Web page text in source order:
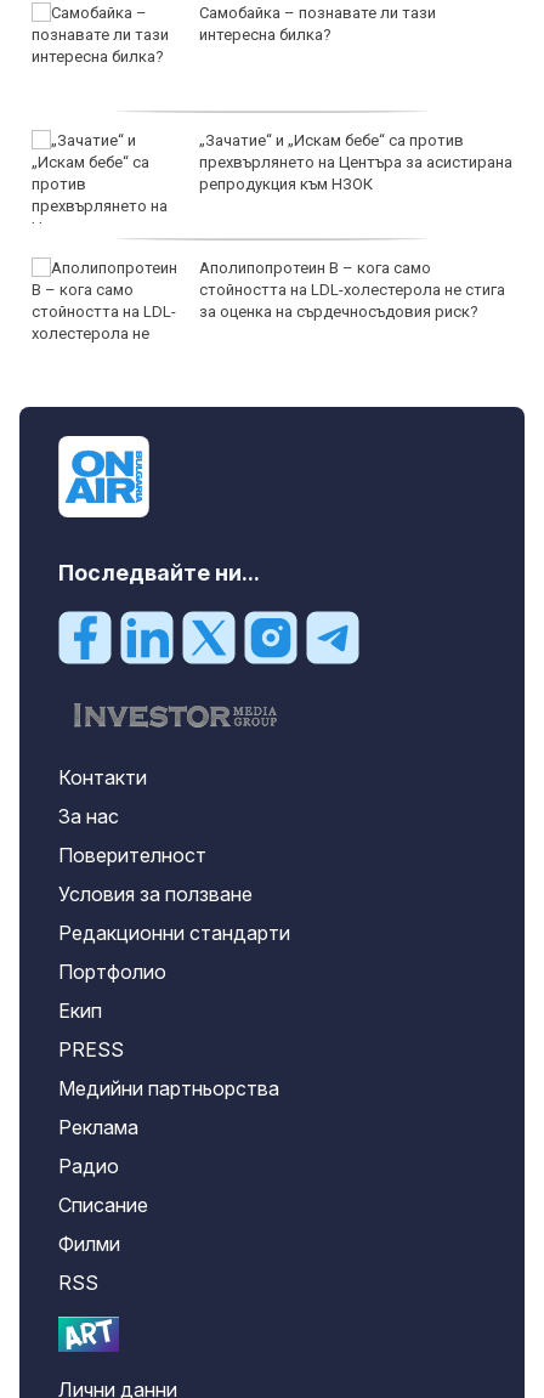
Самобайка – познавате ли тази
интересна билка?
„Зачатие“ и „Искам бебе“ са против
прехвърлянето на Центъра за асистирана
репродукция към НЗОК
Аполипопротеин B – кога само
стойността на LDL-холестерола не стига
за оценка на сърдечносъдовия риск?
Последвайте ни...
Контакти
За нас
Поверителност
Условия за ползване
Редакционни стандарти
Портфолио
Екип
PRESS
Медийни партньорства
Реклама
Радио
Списание
Филми
RSS
Лични данни